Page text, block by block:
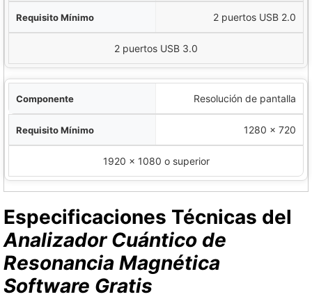
2 puertos USB 2.0
2 puertos USB 3.0
Resolución de pantalla
1280 x 720
1920 x 1080 o superior
Especificaciones Técnicas del
Analizador Cuántico de
Resonancia Magnética
Software Gratis